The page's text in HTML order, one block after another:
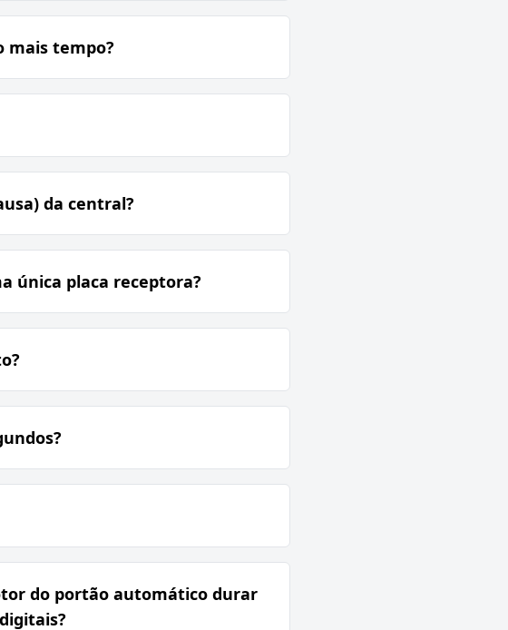
mais tempo?
da central?
única placa receptora?
do portão automático durar